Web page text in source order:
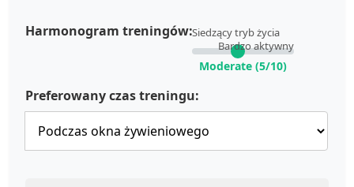
Harmonogram treningów:Siedzący tryb życia
Bardzo aktywny
Moderate (5/10)
Preferowany czas treningu: